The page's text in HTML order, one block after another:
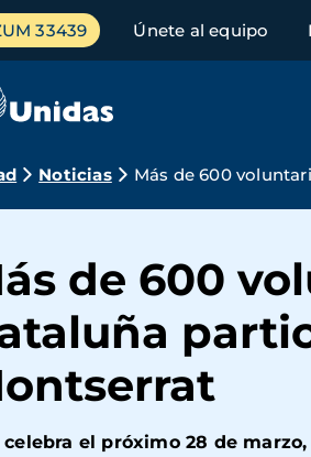
33439 Únete al equipo
Noticias Más de 600
de 600
celebra el próximo 28 de